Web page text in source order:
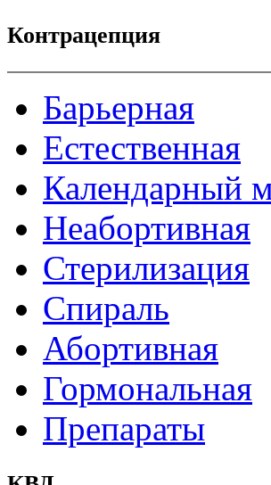
Контрацепция
Барьерная
Естественная
Календарный
Неабортивная
Стерилизация
Спираль
Абортивная
Гормональная
Препараты